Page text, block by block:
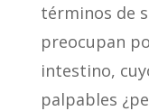
términos de
preocupan
intestino,
palpables